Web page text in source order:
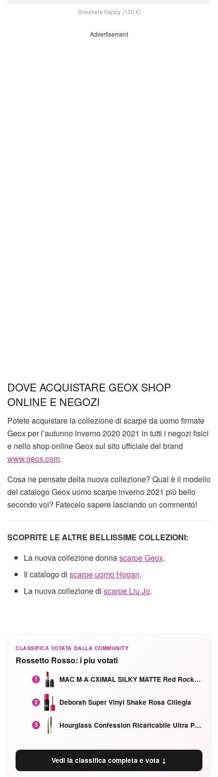
Sneakers happy (135 €)
Advertisement
DOVE ACQUISTARE GEOX SHOP
ONLINE E NEGOZI
Potete acquistare la collezione di scarpe da uomo firmate
Geox per l’autunno inverno 2020 2021 in tutti i negozi fisici
e nello shop online Geox sul sito ufficiale del brand
www.geox.com.
Cosa ne pensate della nuova collezione? Qual è il modello
del catalogo Geox uomo scarpe inverno 2021 più bello
secondo voi? Fatecelo sapere lasciando un commento!
SCOPRITE LE ALTRE BELLISSIME COLLEZIONI:
La nuova collezione donnascarpe Geox.
Il catalogo discarpe uomo Hogan.
La nuova collezione discarpe Liu Jo.
CLASSIFICA VOTATA DALLA COMMUNITY
Rossetto Rosso: i piu votati
1 MAC M·A·CXIMAL SILKY MATTE Red Rock mat
2 Deborah Super Vinyl Shake Rosa Ciliegia
3 Hourglass Confession Ricaricabile Ultra Preciso Ad Alta Intensità Secretly Classic Red
Vedi la classifica completa e vota ↓